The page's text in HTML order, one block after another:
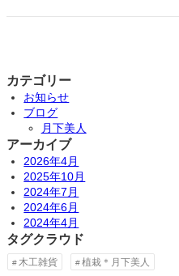
カテゴリー
お知らせ
ブログ
月下美人
アーカイブ
2026年4月
2025年10月
2024年7月
2024年6月
2024年4月
タグクラウド
木工雑貨 植栽＊月下美人